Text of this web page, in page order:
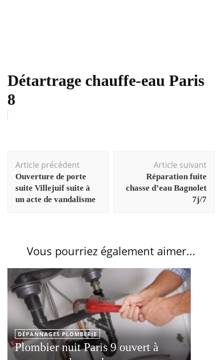
Détartrage chauffe-eau Paris
8
d'article
Article précédent
Ouverture de porte
suite Villejuif suite à
un acte de vandalisme
Article suivant
Réparation fuite
chasse d’eau Bagnolet
7j/7
Vous pourriez également aimer...
DÉPANNAGES PLOMBERIE
Plombier nuit Paris 9 ouvert à